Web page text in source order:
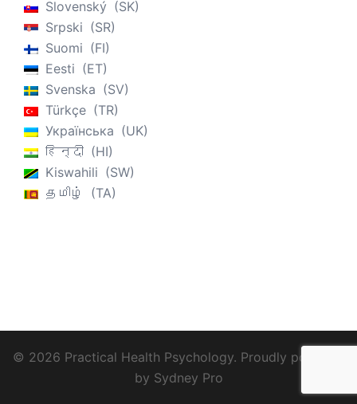
Slovenský
SK
Srpski
SR
Suomi
FI
Eesti
ET
Svenska
SV
Türkçe
TR
Українська
UK
हिन्दी
HI
Kiswahili
SW
தமிழ்
TA
© 2026 Practical Health Psychology. Proudly powered
by Sydney Pro